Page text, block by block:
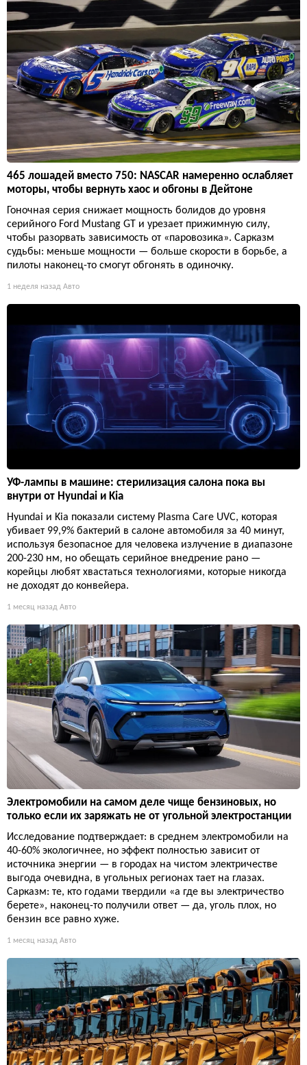
465 лошадей вместо 750: NASCAR намеренно ослабляет
моторы, чтобы вернуть хаос и обгоны в Дейтоне
Гоночная серия снижает мощность болидов до уровня
серийного Ford Mustang GT и урезает прижимную силу,
чтобы разорвать зависимость от «паровозика». Сарказм
судьбы: меньше мощности — больше скорости в борьбе, а
пилоты наконец-то смогут обгонять в одиночку.
1 неделя назад Авто
УФ-лампы в машине: стерилизация салона пока вы
внутри от Hyundai и Kia
Hyundai и Kia показали систему Plasma Care UVC, которая
убивает 99,9% бактерий в салоне автомобиля за 40 минут,
используя безопасное для человека излучение в диапазоне
200-230 нм, но обещать серийное внедрение рано —
корейцы любят хвастаться технологиями, которые никогда
не доходят до конвейера.
1 месяц назад Авто
Электромобили на самом деле чище бензиновых, но
только если их заряжать не от угольной электростанции
Исследование подтверждает: в среднем электромобили на
40-60% экологичнее, но эффект полностью зависит от
источника энергии — в городах на чистом электричестве
выгода очевидна, в угольных регионах тает на глазах.
Сарказм: те, кто годами твердили «а где вы электричество
берете», наконец-то получили ответ — да, уголь плох, но
бензин все равно хуже.
1 месяц назад Авто